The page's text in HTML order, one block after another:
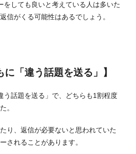
をしても良いと考えている人は多いた
信がくる可能性はあるでしょう。
に「違う話題を送る」】
う話題を送る」で、どちらも1割程度
。
り、返信が必要ないと思われていた
されることがあります。